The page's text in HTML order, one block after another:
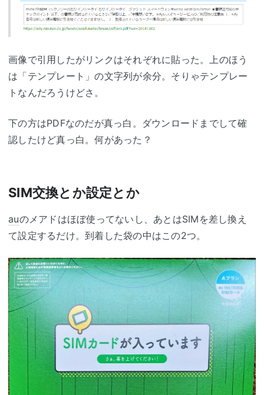
画像で引用したがリンクはそれぞれに貼った。上のほう
は「テンプレート」の文字列が余分。そりゃテンプレー
トなんだろうけどさ。
下の方はPDFなのだが真っ白。ダウンロードまでして確
認したけど真っ白。何があった？
SIM交換とか設定とか
auのメアドはほぼ使ってないし、あとはSIMを差し換え
て設定するだけ。到着した袋の中はこの2つ。